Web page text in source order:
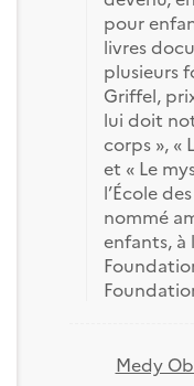
pour
livres
plusieurs
Griffel,
lui doit
corps », «
et « Le
l’École
nommé
enfants, à
Medy